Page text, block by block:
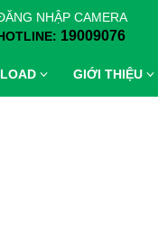
NHẬP CAMERA
19009076
GIỚI THIỆU